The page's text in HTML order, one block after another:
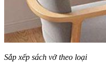
Sắp xếp sách vở theo loại